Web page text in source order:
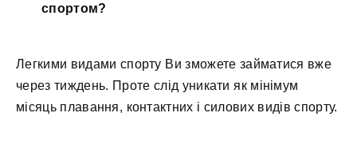
спортом?
Легкими видами спорту Ви зможете займатися вже
через тиждень. Проте слід уникати як мінімум
місяць плавання, контактних і силових видів спорту.